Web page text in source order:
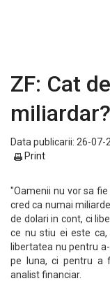
ZF: Cat
miliardar?
Data publicarii: 26-07-
Print
"Oamenii nu vor sa
cred ca numai
de dolari in cont, ci
ce nu stiu ei este
libertatea nu pentru
pe luna, ci pentru a
analist financiar.